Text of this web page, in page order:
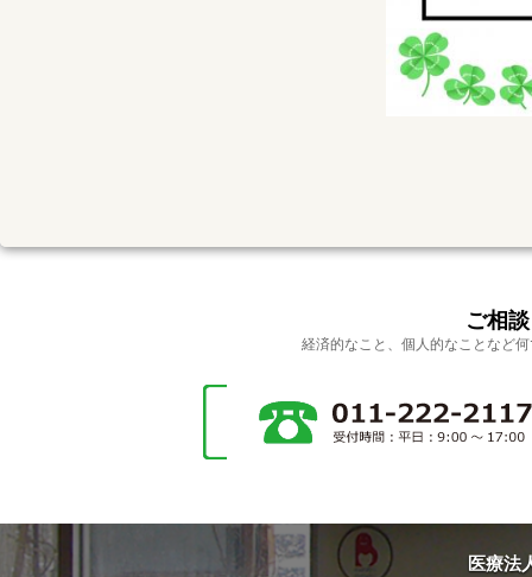
ご相
経済的なこと、個人的なことなど
医療法